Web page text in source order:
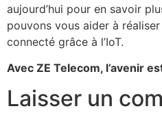
aujourd’hui pour en savoir
pouvons vous aider à
connecté grâce à l’IoT.
Avec ZE Telecom, l’avenir
Laisser un